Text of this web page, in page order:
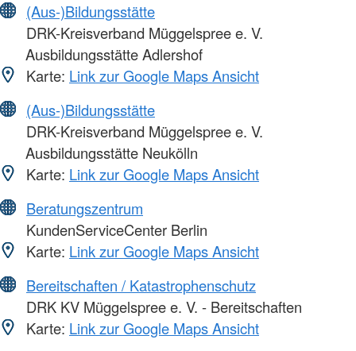
(Aus-)Bildungsstätte
DRK-Kreisverband Müggelspree e. V.
Ausbildungsstätte Adlershof
Karte: Link zur Google Maps Ansicht
(Aus-)Bildungsstätte
DRK-Kreisverband Müggelspree e. V.
Ausbildungsstätte Neukölln
Karte: Link zur Google Maps Ansicht
Beratungszentrum
KundenServiceCenter Berlin
Karte: Link zur Google Maps Ansicht
Bereitschaften / Katastrophenschutz
DRK KV Müggelspree e. V. - Bereitschaften
Karte: Link zur Google Maps Ansicht